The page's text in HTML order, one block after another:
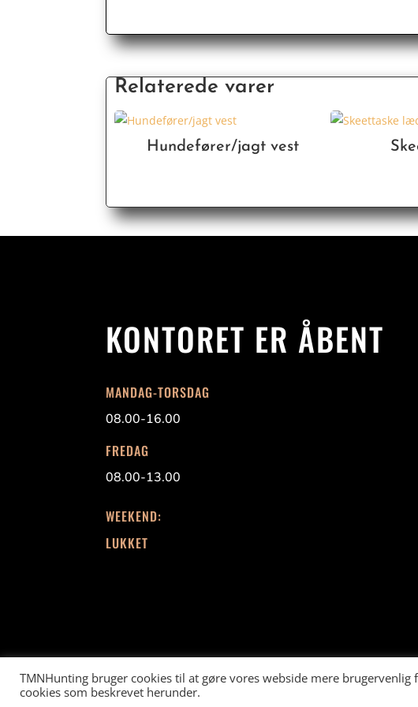
Relaterede varer
Hundefører/jagt vest
KONTORET ER ÅBENT
MANDAG-TORSDAG
08.00-16.00
FREDAG
08.00-13.00
WEEKEND:
LUKKET
TMNHunting bruger cookies til at gøre vores webside mere
cookies som beskrevet herunder.